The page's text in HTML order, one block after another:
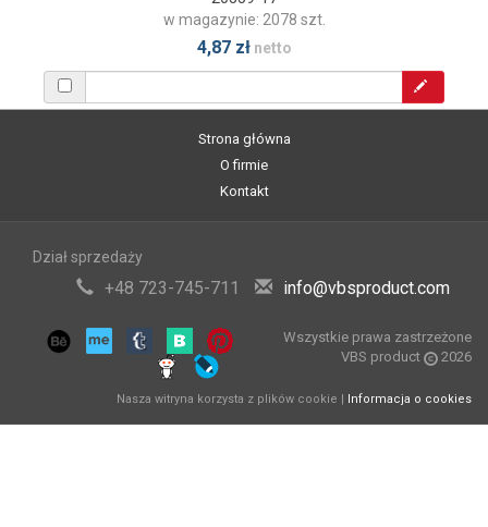
w magazynie: 2078 szt.
4,87 złnetto
Strona główna
O firmie
Kontakt
Dział sprzedaży
+48 723-745-711 info@vbsproduct.com
Wszystkie prawa zastrzeżone
VBS product
2026
Nasza witryna korzysta z plików cookie | Informacja o cookies